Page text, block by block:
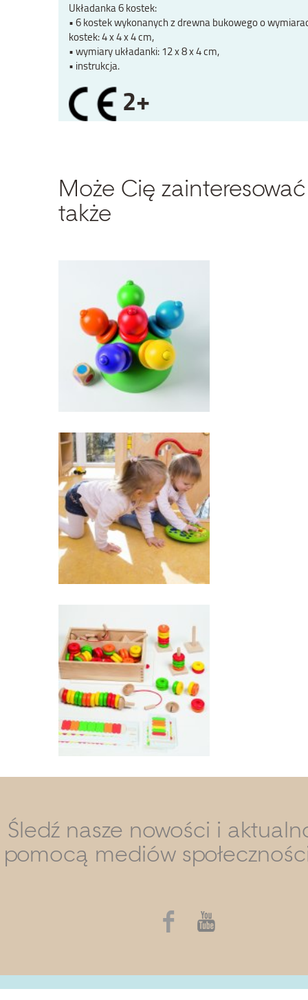
Układanka 6 kostek:
• 6 kostek wykonanych z drewna bukowego o
kostek: 4 x 4 x 4 cm,
• wymiary układanki: 12 x 8 x 4 cm,
• instrukcja.
2+
Może Cię zainteresować
także
Śledź nasze nowości i
pomocą mediów